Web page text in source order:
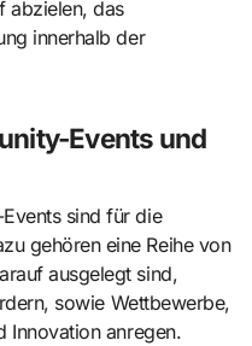
abzielen, das
innerhalb der
Events und
sind für die
gehören eine Reihe von
ausgelegt sind,
sowie Wettbewerbe,
Innovation anregen.